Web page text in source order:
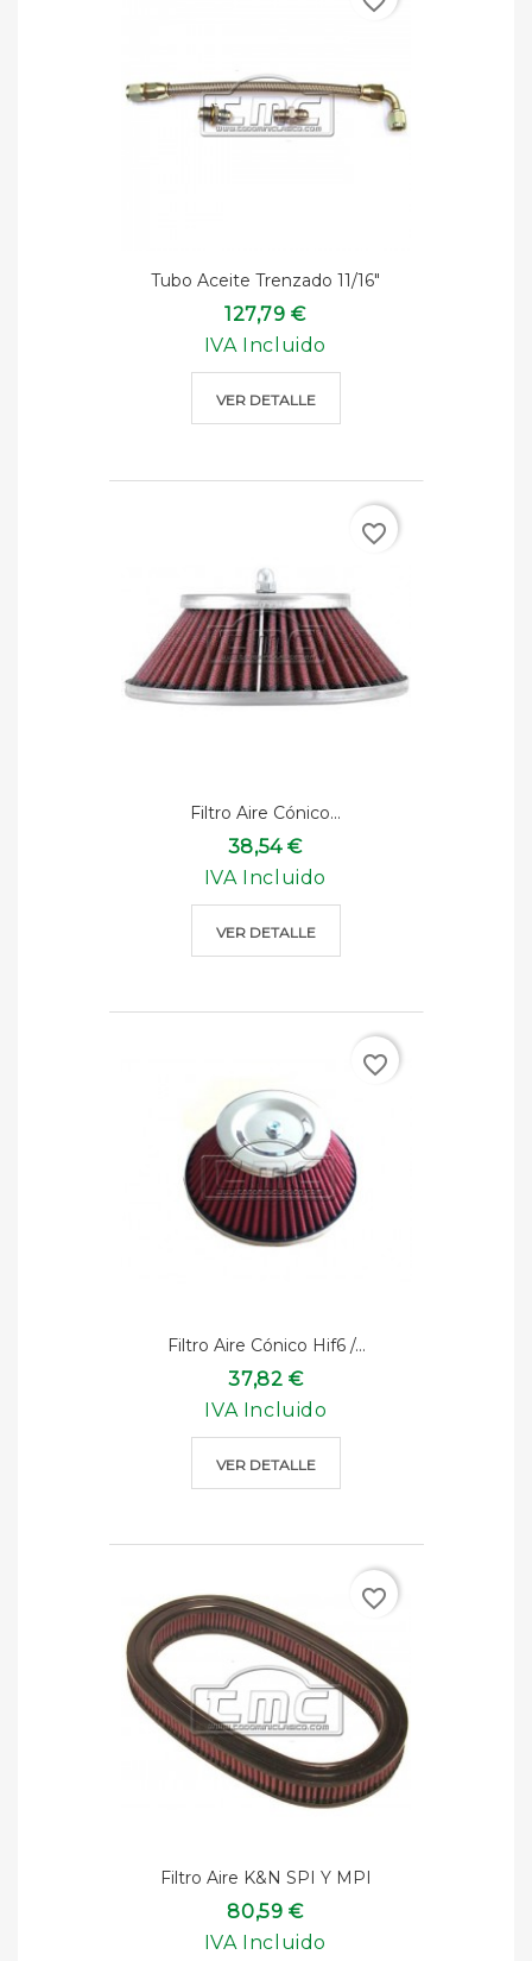
Tubo Aceite Trenzado 11/16"
127,79 €
IVA Incluido
VER DETALLE
Filtro Aire Cónico...
38,54 €
IVA Incluido
VER DETALLE
favorite_border
Filtro Aire Cónico Hif6 /...
37,82 €
IVA Incluido
VER DETALLE
favorite_border
Filtro Aire K&n SPI Y MPI
80,59 €
IVA Incluido
favorite_border